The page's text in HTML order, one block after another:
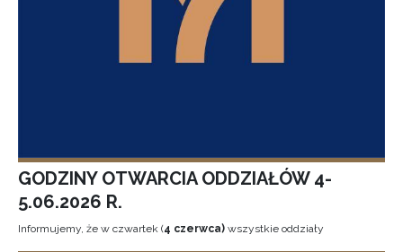
GODZINY OTWARCIA ODDZIAŁÓW 4-
5.06.2026 R.
Informujemy, że w czwartek (4 czerwca) wszystkie oddziały